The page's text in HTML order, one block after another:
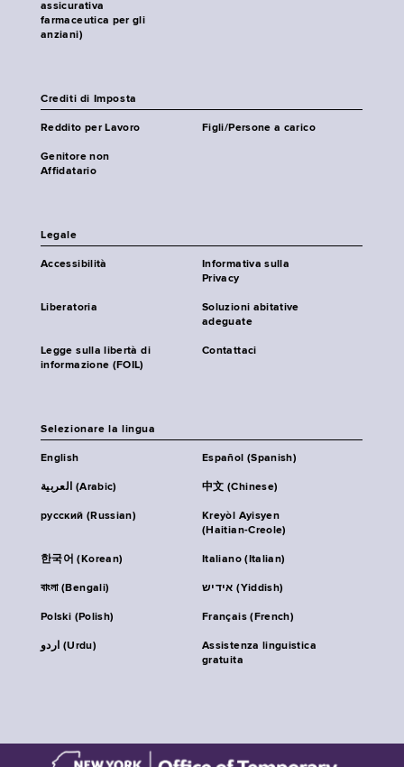
assicurativa
farmaceutica per gli
anziani)
Crediti di Imposta
Reddito per Lavoro Figli/Persone a carico
Genitore non
Affidatario
Legale
Accessibilità
Informativa sulla
Privacy
Liberatoria
Soluzioni abitative
adeguate
Legge sulla libertà di
informazione (FOIL)
Contattaci
Selezionare la lingua
English Español (Spanish)
العربية (Arabic) 中文 (Chinese)
русский (Russian)
Kreyòl Ayisyen
(Haitian-Creole)
한국어 (Korean) Italiano (Italian)
বাংলা (Bengali) אידיש (Yiddish)
Polski (Polish) Français (French)
اردو (Urdu)
Assistenza linguistica
gratuita